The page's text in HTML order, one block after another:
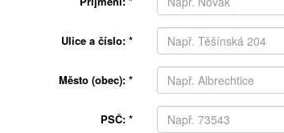
Ulice a číslo: *
Město (obec): *
PSČ: *